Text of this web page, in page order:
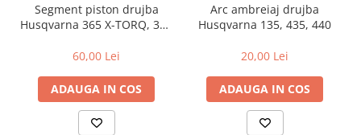
Segment piston drujba
Husqvarna 365 X-TORQ, 372
60,00 Lei
ADAUGA IN COS
Arc ambreiaj drujba
Husqvarna 135, 435, 440
20,00 Lei
ADAUGA IN COS